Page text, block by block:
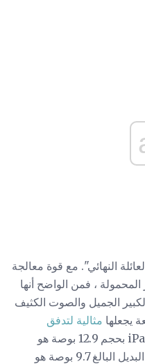
العائلة النهائي". مع قوة معالجة
، فمن الواضح أنها
الجميل والصوت الكثيف
يجعلها مثالية لتدفق
والأفلام. وإذا كان iPad Pro بحجم 12.9 بوصة هو
الجهاز اللوحي المثالي للعائلة ، فإن البديل البالغ 9.7 بوصة هو